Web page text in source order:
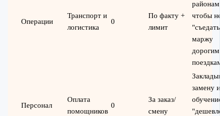
Операции
Транспорт и
логистика
0
По факту +
лимит
чтобы
маржу
Персонал
Оплата
помощников
0
За заказ/
смену
замену и